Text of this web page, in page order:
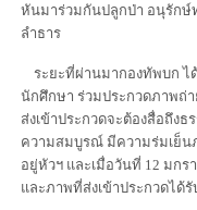
หันมาร่วมกันปลูกป่า อนุรักษ์
ลำธาร
ระยะที่ผ่านมากองทัพบก ไ
นักศึกษา ร่วมประกวดภาพถ่
ส่งเข้าประกวดจะต้องสื่อถึง
ความสมบูรณ์ มีความร่มเย็น
อยู่หัวฯ และเมื่อวันที่ 12 มก
และภาพที่ส่งเข้าประกวดได้